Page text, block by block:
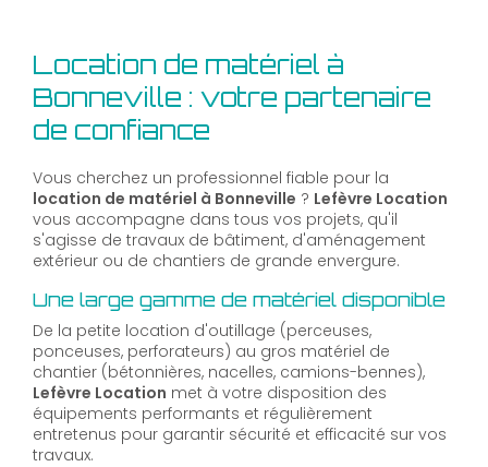
Location de matériel à
Bonneville : votre partenaire
de confiance
Vous cherchez un professionnel fiable pour la
location de matériel à Bonneville ? Lefèvre Location
vous accompagne dans tous vos projets, qu'il
s'agisse de travaux de bâtiment, d'aménagement
extérieur ou de chantiers de grande envergure.
Une large gamme de matériel disponible
De la petite location d'outillage (perceuses,
ponceuses, perforateurs) au gros matériel de
chantier (bétonnières, nacelles, camions-bennes),
Lefèvre Location met à votre disposition des
équipements performants et régulièrement
entretenus pour garantir sécurité et efficacité sur vos
travaux.